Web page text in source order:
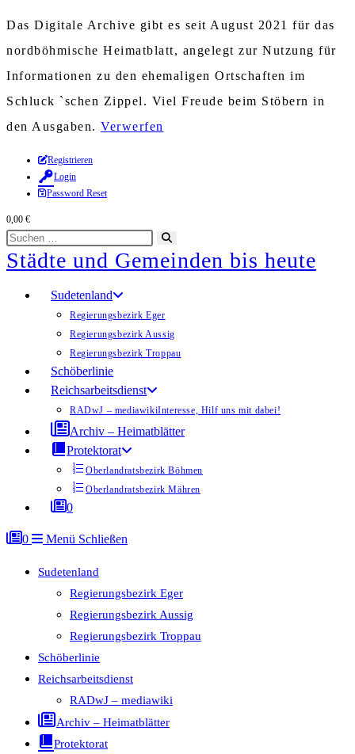
Das Digitale Archive gibt es seit August 2021 für das
nordböhmische Heimatblatt, angelegt zur Nutzung für
Informationen zu den ehemaligen Ortschaften im
Schluck `schen Zippel. Viel Freude beim Stöbern in
den Ausgaben. Verwerfen
Zum
Inhalt
springen
Registrieren
Login
Password Reset
0,00 €
Diese
Website
durchsuchen
starten
Städte und Gemeinden bis heute
Sudetenland
Regierungsbezirk Eger
Regierungsbezirk Aussig
Regierungsbezirk Troppau
Schöberlinie
Reichsarbeitsdienst
RADwJ – mediawikiInteresse, Hilf uns mit dabei!
Archiv – Heimatblätter
Protektorat
Oberlandratsbezirk Böhmen
Oberlandratsbezirk Mähren
0
0 Menü Schließen
Sudetenland
Regierungsbezirk Eger
Regierungsbezirk Aussig
Regierungsbezirk Troppau
Schöberlinie
Reichsarbeitsdienst
RADwJ – mediawiki
Archiv – Heimatblätter
Protektorat